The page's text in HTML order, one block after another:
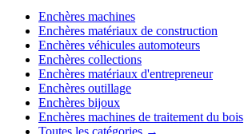
Enchères machines
Enchères matériaux de construction
Enchères véhicules automoteurs
Enchères collections
Enchères matériaux d'entrepreneur
Enchères outillage
Enchères bijoux
Enchères machines de traitement du bois
Toutes les catégories →